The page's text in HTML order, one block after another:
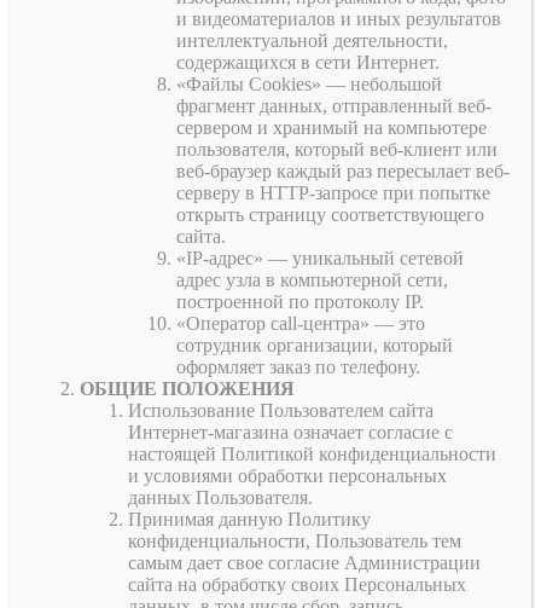
и видеоматериалов и иных результатов
интеллектуальной деятельности,
содержащихся в сети Интернет.
«Файлы Cookies» — небольшой
фрагмент данных, отправленный веб-
сервером и хранимый на компьютере
пользователя, который веб-клиент или
веб-браузер каждый раз пересылает веб-
серверу в HTTP-запросе при попытке
открыть страницу соответствующего
сайта.
«IP-адрес» — уникальный сетевой
адрес узла в компьютерной сети,
построенной по протоколу IP.
«Оператор call-центра» — это
сотрудник организации, который
оформляет заказ по телефону.
ОБЩИЕ ПОЛОЖЕНИЯ
Использование Пользователем сайта
Интернет-магазина означает согласие с
настоящей Политикой конфиденциальности
и условиями обработки персональных
данных Пользователя.
Принимая данную Политику
конфиденциальности, Пользователь тем
самым дает свое согласие Администрации
сайта на обработку своих Персональных